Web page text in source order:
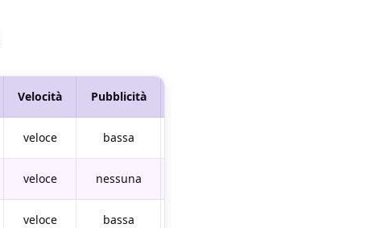
Velocità Pubblicità
veloce bassa
veloce nessuna
veloce bassa